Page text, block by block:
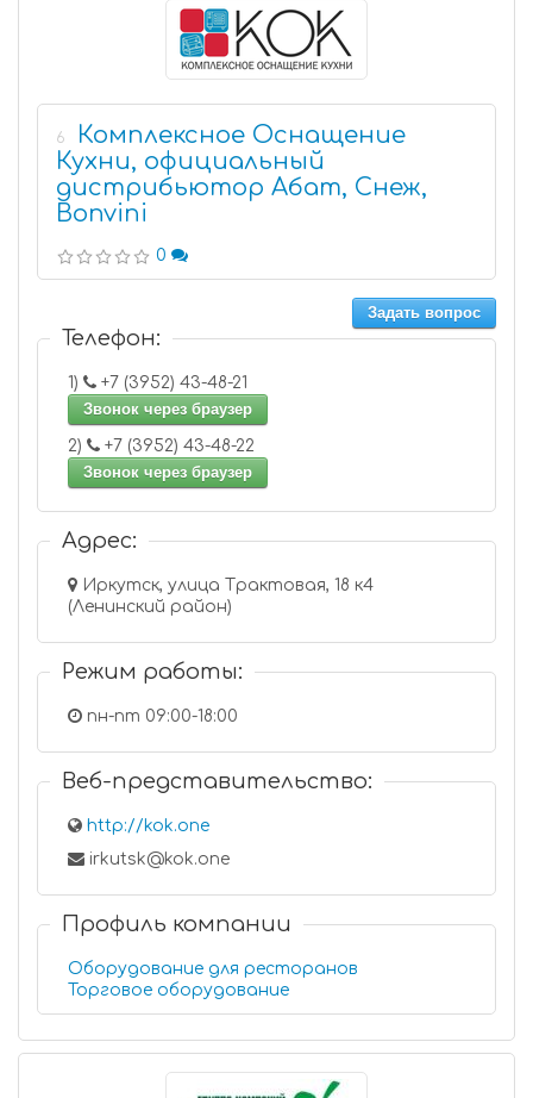
6
Комплексное Оснащение
Кухни, официальный
дистрибьютор Абат, Снеж,
Bonvini
0
Задать вопрос
Телефон:
1)
+7 (3952) 43-48-21
Звонок через браузер
2)
+7 (3952) 43-48-22
Звонок через браузер
Адрес:
Иркутск, улица Трактовая, 18 к4
(Ленинский район)
Режим работы:
пн-пт 09:00-18:00
Веб-представительство:
http://kok.one
irkutsk@kok.one
Профиль компании
Оборудование для ресторанов
Торговое оборудование